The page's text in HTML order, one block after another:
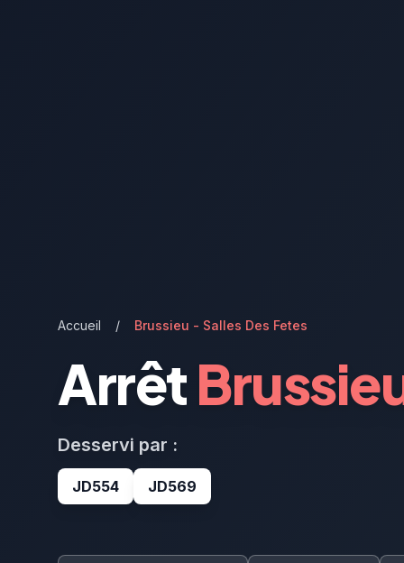
Accueil / Brussieu - Salles Des Fetes
Arrêt
Desservi par :
JD554 JD569